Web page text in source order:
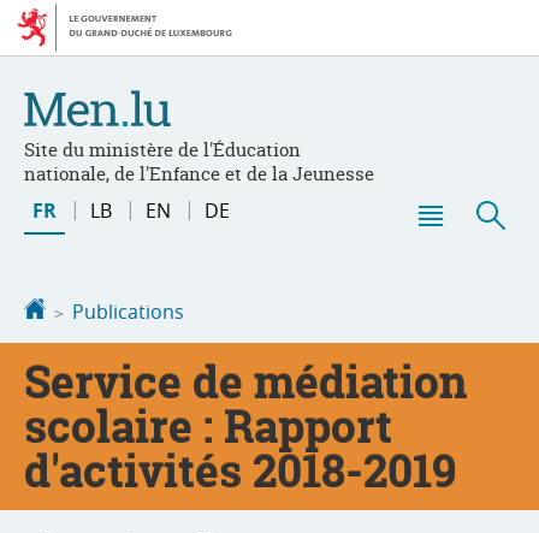
Aller
navigation
Aller
au
Site du ministère de l'Éducation
nationale, de l'Enfance et de la Jeunesse
Changer
de
FR LB EN DE
Accueil
Publications
Service de médiation
scolaire : Rapport
d'activités 2018-2019